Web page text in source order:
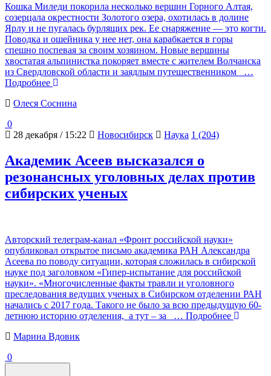
Кошка Миледи покорила несколько вершин Горного Алтая,
созерцала окрестности Золотого озера, охотилась в долине
Ярлу и не пугалась бурлящих рек. Ее снаряжение — это когти.
Поводка и ошейника у нее нет, она карабкается в горы
спешно поспевая за своим хозяином. Новые вершины
хвостатая альпинистка покоряет вместе с жителем Волчанска
из Свердловской области и заядлым путешественником
…
Подробнее
Олеся Соснина
0
28 декабря / 15:22
Новосибирск Наука 1 (204)
Академик Асеев высказался о
резонансных уголовных делах против
сибирских ученых
Авторский телеграм-канал «Фронт российской науки»
опубликовал открытое письмо академика РАН Александра
Асеева по поводу ситуации, которая сложилась в сибирской
науке под заголовком «Гипер-испытание для российской
науки». «Многочисленные факты травли и уголовного
преследования ведущих ученых в Сибирском отделении РАН
начались с 2017 года. Такого не было за всю предыдущую 60-
летнюю историю отделения, а тут – за
… Подробнее
Марина Вдовик
0